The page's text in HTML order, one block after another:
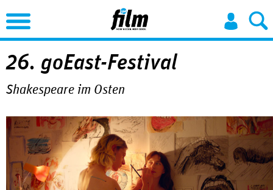
Jump to Navigation
26. goEast-Festival
Shakespeare im Osten